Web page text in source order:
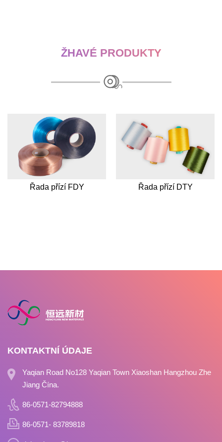
ŽHAVÉ PRODUKTY
Řada přízí FDY Řada přízí DTY
KONTAKTNÍ ÚDAJE
Yaqian Road No128 Yaqian Town Xiaoshan Hangzhou Zhe
Jiang Čína.
86-0571-82794888
86-0571- 83789818